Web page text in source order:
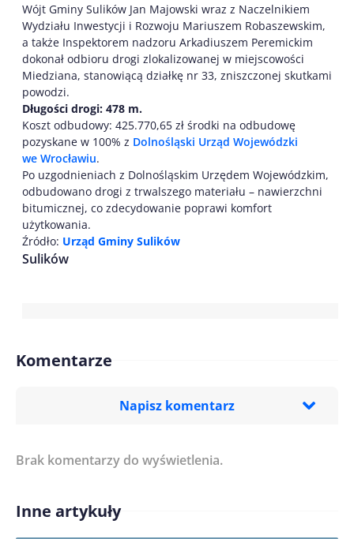
Wójt Gminy Sulików Jan Majowski wraz z Naczelnikiem
Wydziału Inwestycji i Rozwoju Mariuszem Robaszewskim,
a także Inspektorem nadzoru Arkadiuszem Peremickim
dokonał odbioru drogi zlokalizowanej w miejscowości
Miedziana, stanowiącą działkę nr 33, zniszczonej skutkami
powodzi.
Długości drogi: 478 m.
Koszt odbudowy: 425.770,65 zł środki na odbudowę
pozyskane w 100% z Dolnośląski Urząd Wojewódzki
we Wrocławiu.
Po uzgodnieniach z Dolnośląskim Urzędem Wojewódzkim,
odbudowano drogi z trwalszego materiału – nawierzchni
bitumicznej, co zdecydowanie poprawi komfort
użytkowania.
Źródło: Urząd Gminy Sulików
Sulików
Komentarze
Napisz komentarz
Treść komentarza*
Imię/ Nick*
Brak komentarzy do wyświetlenia.
Inne artykuły